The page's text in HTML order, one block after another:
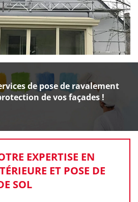
de pose de ravalement
de vos façades !
EXPERTISE EN
ET POSE DE
SOL